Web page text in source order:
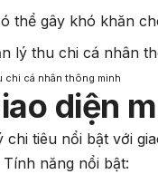
thể gây khó khăn
chi cá nhân thông minh
diện
chi tiêu nổi bật với
năng nổi bật: